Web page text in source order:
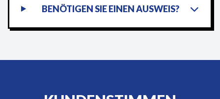
BENÖTIGEN SIE EINEN AUSWEIS?